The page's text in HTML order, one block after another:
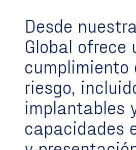
Desde
Global ofrece
cumplimiento
riesgo,
implantables
capacidades